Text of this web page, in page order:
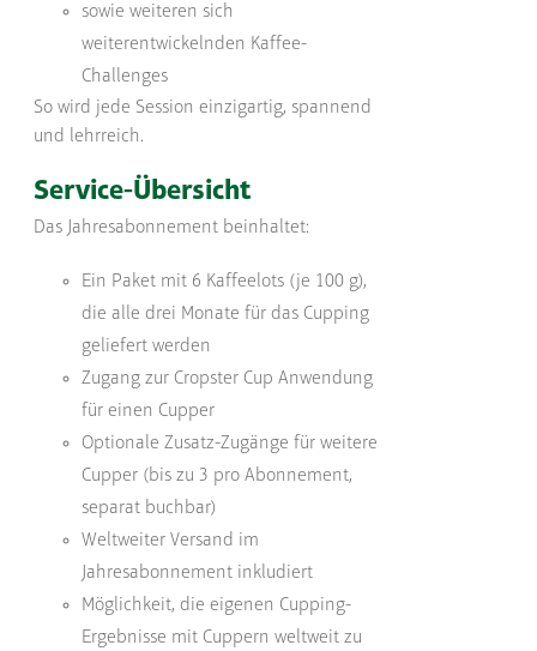
sowie weiteren sich
weiterentwickelnden Kaffee-
Challenges
So wird jede Session einzigartig, spannend
und lehrreich.
Service-Übersicht
Das Jahresabonnement beinhaltet:
Ein Paket mit 6 Kaffeelots (je 100 g),
die alle drei Monate für das Cupping
geliefert werden
Zugang zur Cropster Cup Anwendung
für einen Cupper
Optionale Zusatz-Zugänge für weitere
Cupper (bis zu 3 pro Abonnement,
separat buchbar)
Weltweiter Versand im
Jahresabonnement inkludiert
Möglichkeit, die eigenen Cupping-
Ergebnisse mit Cuppern weltweit zu